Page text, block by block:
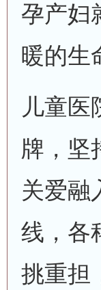
孕产妇
暖的生
儿童医
牌，坚
关爱融
线，各
挑重担